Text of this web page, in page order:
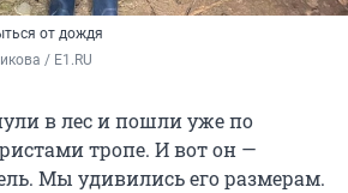
от дождя
/ E1.RU
в лес и пошли уже по
тропе. И вот он —
Мы удивились его размерам.